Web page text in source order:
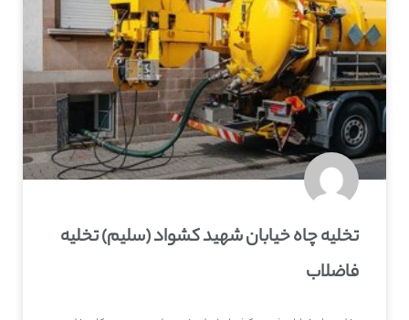
تخلیه چاه خیابان شهید کشواد (سلیم) تخلیه
فاضلاب